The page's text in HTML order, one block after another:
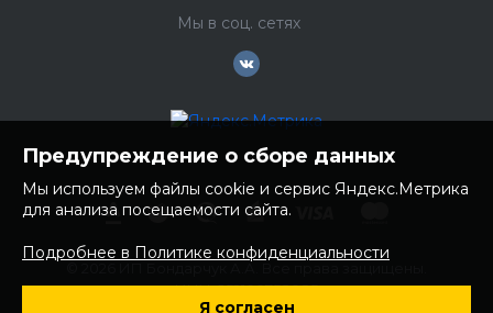
Мы в соц. сетях
ИНН: 252100758085
Предупреждение о сборе данных
Мы используем файлы cookie и сервис Яндекс.Метрика
для анализа посещаемости сайта.
Подробнее в Политике конфиденциальности
Я согласен